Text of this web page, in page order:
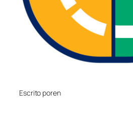
Escrito poren